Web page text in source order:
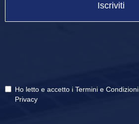
Iscriviti
Ho letto e accetto i Termini e Condizioni
Privacy